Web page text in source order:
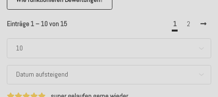
Einträge 1 – 10 von 15 1 2